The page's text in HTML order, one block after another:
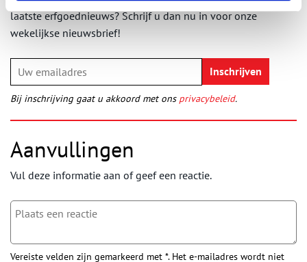
laatste erfgoednieuws? Schrijf u dan nu in voor onze
wekelijkse nieuwsbrief!
Bij inschrijving gaat u akkoord met ons privacybeleid.
Aanvullingen
Vul deze informatie aan of geef een reactie.
Vereiste velden zijn gemarkeerd met *. Het e-mailadres wordt niet